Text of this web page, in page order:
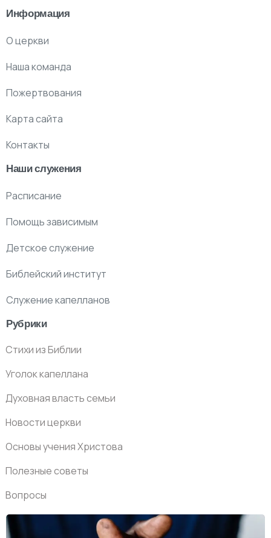
Информация
О церкви
Наша команда
Пожертвования
Карта сайта
Контакты
Наши служения
Расписание
Помощь зависимым
Детское служение
Библейский институт
Служение капелланов
Рубрики
Стихи из Библии
Уголок капеллана
Духовная власть семьи
Новости церкви
Основы учения Христова
Полезные советы
Вопросы